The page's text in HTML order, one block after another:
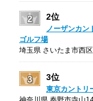
2位
ノーザンカ
ゴルフ場
埼玉県 さいたま市西
3位
東京カントリ